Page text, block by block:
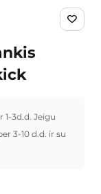
1-3d.d. Jeigu
3-10 d.d. ir su